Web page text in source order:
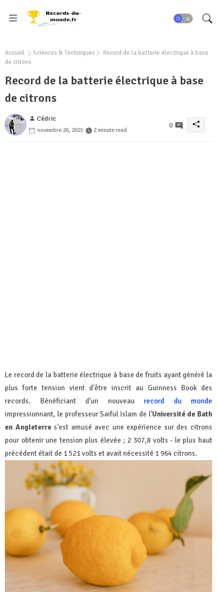
Accueil Sciences & Techniques
Record de la batterie électrique à base
de citrons
Record de la batterie électrique à base
de citrons
Cédric
novembre 26, 2021 2 minute read
0
Le record de la batterie électrique à base de fruits ayant généré la
plus forte tension vient d'être inscrit au Guinness Book des
records. Bénéficiant d'un nouveau record du monde
impressionnant, le professeur Saiful Islam de l'Université de Bath
en Angleterres'est amusé avec une expérience sur des citrons
pour obtenir une tension plus élevée ; 2 307,8 volts - le plus haut
précédent était de 1 521 volts et avait nécessité 1 964 citrons.